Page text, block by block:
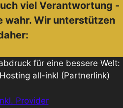
viel Verantwortung -
wahr. Wir unterstützen
für eine bessere Welt:
all-inkl (Partnerlink)